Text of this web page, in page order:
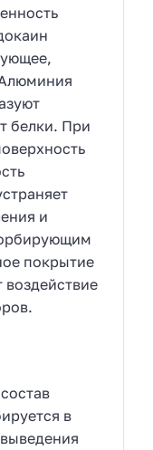
белки. При
и
покрытие
в